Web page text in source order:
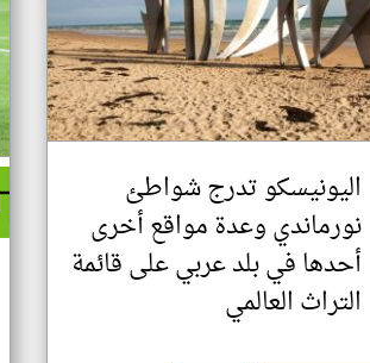
اليونيسكو تدرج شواطئ
نورماندي وعدة مواقع أخرى
أحدها في بلد عربي على قائمة
التراث العالمي